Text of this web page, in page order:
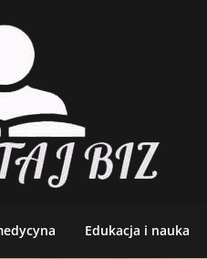
Edukacja i nauka